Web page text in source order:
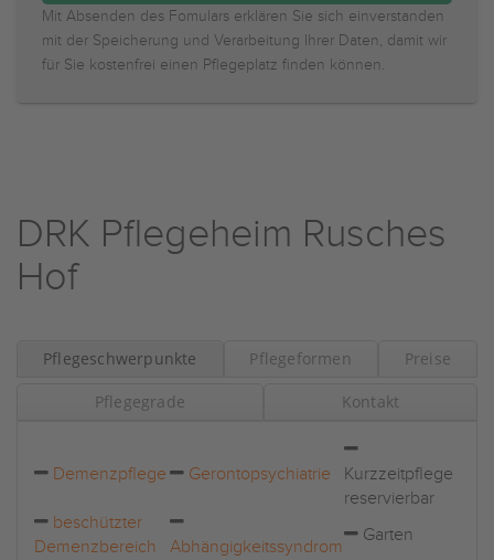
Mit Absenden des Fomulars erklären Sie sich einverstanden
mit der Speicherung und Verarbeitung Ihrer Daten, damit wir
für Sie kostenfrei einen Pflegeplatz finden können.
DRK Pflegeheim Rusches
Hof
Pflegeschwerpunkte Pflegeformen Preise
Pflegegrade Kontakt
Demenzpflege Gerontopsychiatrie
Kurzzeitpflege
reservierbar
beschützter
Demenzbereich
Abhängigkeitssyndrom
Garten